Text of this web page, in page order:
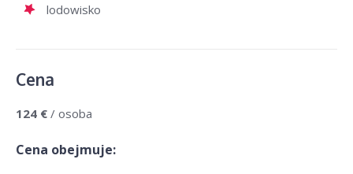
lodowisko
Cena
124 € / osoba
Cena obejmuje: